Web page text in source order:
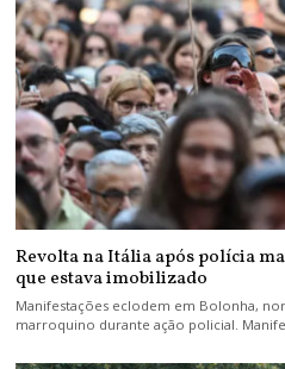
Revolta na Itália após polícia
que estava imobilizado
Manifestações eclodem em Bolonha,
marroquino durante ação policial.